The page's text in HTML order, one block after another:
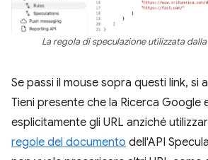
La regola di speculazione utilizzata
Se passi il mouse sopra questi link, si
Tieni presente che la Ricerca Google
esplicitamente gli URL anziché
regole del documento dell'API